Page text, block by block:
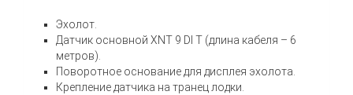
Эхолот.
Датчик основной XNT 9 DI T (длина кабеля – 6
метров).
Поворотное основание для дисплея эхолота.
Крепление датчика на транец лодки.